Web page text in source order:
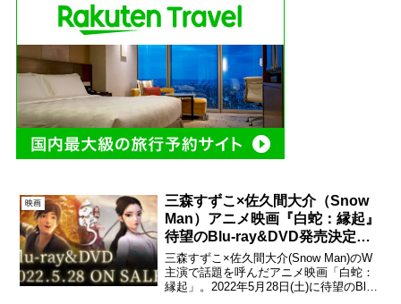
映画
三森すずこ×佐久間大介（Snow
Man）アニメ映画『白蛇：縁起』
待望のBlu-ray&DVD発売決定！
全国のイオンシネマで再上映も！
三森すずこ×佐久間大介(Snow Man)のW
主演で話題を呼んだアニメ映画「白蛇：
縁起」。2022年5月28日(土)に待望のBlu-